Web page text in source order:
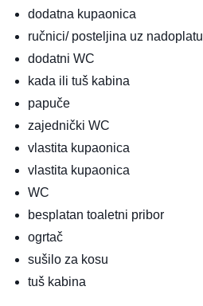
dodatna kupaonica
ručnici/ posteljina uz nadoplatu
dodatni WC
kada ili tuš kabina
papuče
zajednički WC
vlastita kupaonica
vlastita kupaonica
WC
besplatan toaletni pribor
ogrtač
sušilo za kosu
tuš kabina